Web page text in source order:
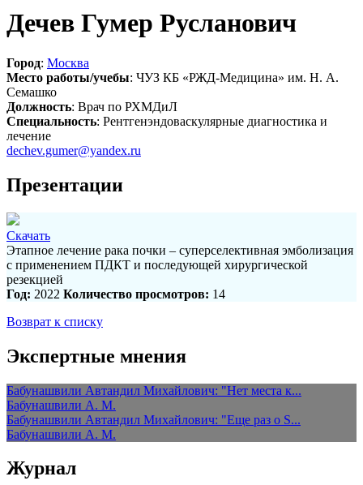
Дечев Гумер Русланович
Город: Москва
Место работы/учебы: ЧУЗ КБ «РЖД-Медицина» им. Н. А.
Семашко
Должность: Врач по РХМДиЛ
Специальность: Рентгенэндоваскулярные диагностика и
лечение
dechev.gumer@yandex.ru
Презентации
Скачать
Этапное лечение рака почки – суперселективная эмболизация
с применением ПДКТ и последующей хирургической
резекцией
Год: 2022 Количество просмотров: 14
Возврат к списку
Экспертные мнения
Бабунашвили Автандил Михайлович: "Нет места к...
Бабунашвили А. М.
Бабунашвили Автандил Михайлович: "Еще раз о S...
Бабунашвили А. М.
Журнал